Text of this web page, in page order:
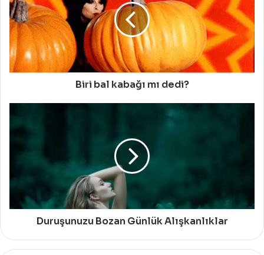
mı
dedi?
Biri bal kabağı mı dedi?
Duruşunuzu Bozan Günlük Alışkanlıklar